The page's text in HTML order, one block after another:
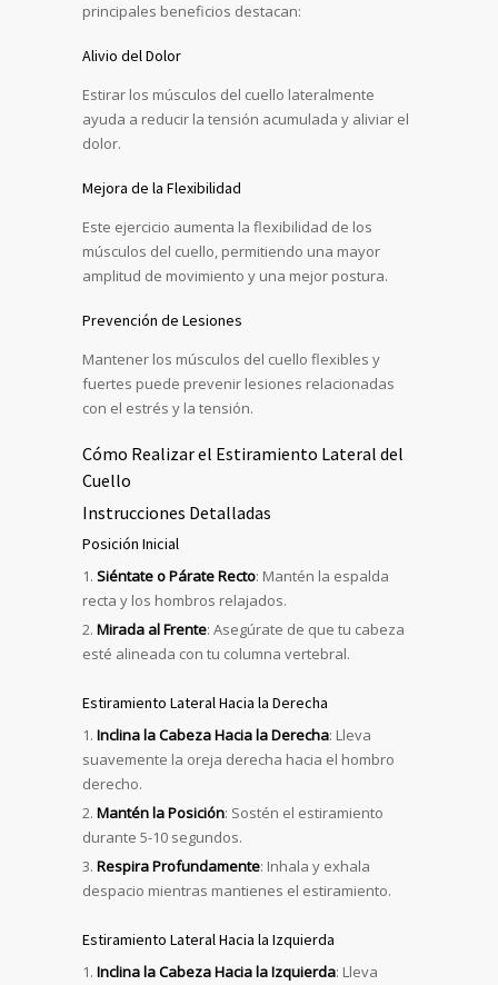
principales beneficios destacan:
Alivio del Dolor
Estirar los músculos del cuello lateralmente
ayuda a reducir la tensión acumulada y aliviar el
dolor.
Mejora de la Flexibilidad
Este ejercicio aumenta la flexibilidad de los
músculos del cuello, permitiendo una mayor
amplitud de movimiento y una mejor postura.
Prevención de Lesiones
Mantener los músculos del cuello flexibles y
fuertes puede prevenir lesiones relacionadas
con el estrés y la tensión.
Cómo Realizar el Estiramiento Lateral del
Cuello
Instrucciones Detalladas
Posición Inicial
Siéntate o Párate Recto: Mantén la espalda
recta y los hombros relajados.
Mirada al Frente: Asegúrate de que tu cabeza
esté alineada con tu columna vertebral.
Estiramiento Lateral Hacia la Derecha
Inclina la Cabeza Hacia la Derecha: Lleva
suavemente la oreja derecha hacia el hombro
derecho.
Mantén la Posición: Sostén el estiramiento
durante 5-10 segundos.
Respira Profundamente: Inhala y exhala
despacio mientras mantienes el estiramiento.
Estiramiento Lateral Hacia la Izquierda
Inclina la Cabeza Hacia la Izquierda: Lleva